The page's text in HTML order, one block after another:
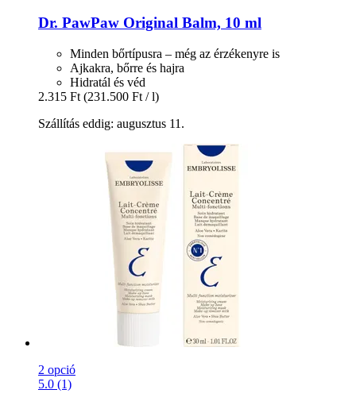
Dr. PawPaw Original Balm, 10 ml
Minden bőrtípusra – még az érzékenyre is
Ajkakra, bőrre és hajra
Hidratál és véd
2.315 Ft (231.500 Ft / l)
Szállítás eddig: augusztus 11.
2 opció
5.0 (1)